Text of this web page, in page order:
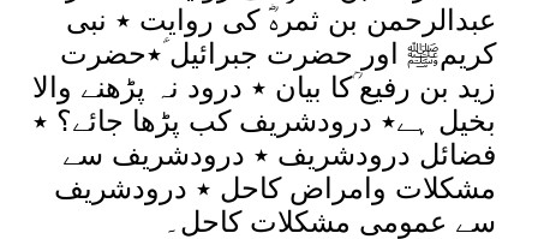
عبدالرحمن بن ثمرہؓ کی روایت ٭ نبی
کریمﷺ اور حضرت جبرائیل ؑ٭حضرت
زید بن رفیع ؒکا بیان ٭ درود نہ پڑھنے والا
بخیل ہے٭ درودشریف کب پڑھا جائے؟ ٭
فضائل درودشریف ٭ درودشریف سے
مشکلات وامراض کاحل ٭ درودشریف
سے عمومی مشکلات کاحل۔